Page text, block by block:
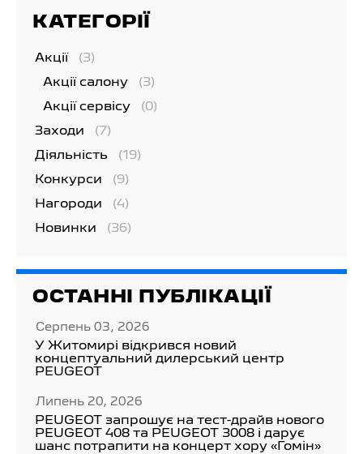
КАТЕГОРІЇ
Акції (3)
Акції салону (3)
Акції сервісу (0)
Заходи (7)
Діяльність (19)
Конкурси (9)
Нагороди (4)
Новинки (36)
ОСТАННІ ПУБЛІКАЦІЇ
Серпень 03, 2026
У Житомирі відкрився новий
концептуальний дилерський центр
PEUGEOT
Липень 20, 2026
PEUGEOT запрошує на тест-драйв нового
PEUGEOT 408 та PEUGEOT 3008 і дарує
шанс потрапити на концерт хору «Гомін»